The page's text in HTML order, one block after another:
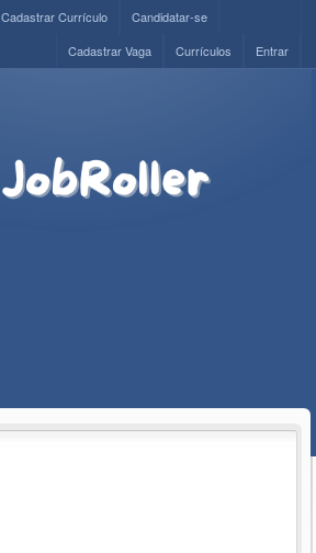
Cadastrar Currículo
Candidatar-se
Entrar
Currículos
Cadastrar Vaga